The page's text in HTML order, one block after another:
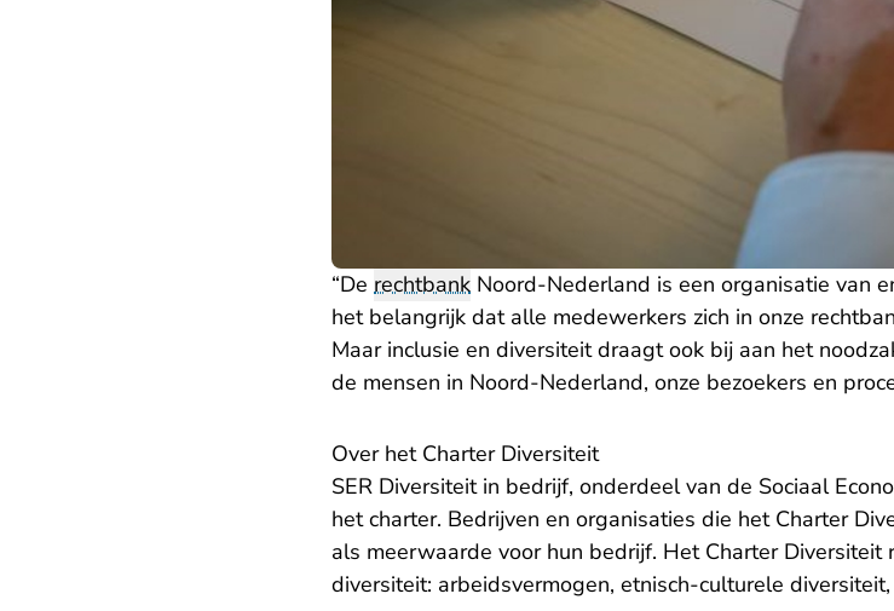
“De rechtbank Noord-Nederland is een organisatie van
het belangrijk dat alle medewerkers zich in onze
Maar inclusie en diversiteit draagt ook bij aan het
de mensen in Noord-Nederland, onze bezoekers en
Over het Charter Diversiteit
SER Diversiteit in bedrijf, onderdeel van de Sociaal
het charter. Bedrijven en organisaties die het Charter
als meerwaarde voor hun bedrijf. Het Charter Diversiteit
diversiteit: arbeidsvermogen, etnisch-culturele